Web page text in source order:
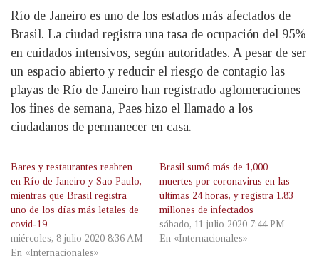
Río de Janeiro es uno de los estados más afectados de
Brasil. La ciudad registra una tasa de ocupación del 95%
en cuidados intensivos, según autoridades. A pesar de ser
un espacio abierto y reducir el riesgo de contagio las
playas de Río de Janeiro han registrado aglomeraciones
los fines de semana, Paes hizo el llamado a los
ciudadanos de permanecer en casa.
Bares y restaurantes reabren
en Río de Janeiro y Sao Paulo,
mientras que Brasil registra
uno de los días más letales de
covid-19
miércoles, 8 julio 2020 8:36 AM
En «Internacionales»
Brasil sumó más de 1,000
muertes por coronavirus en las
últimas 24 horas, y registra 1.83
millones de infectados
sábado, 11 julio 2020 7:44 PM
En «Internacionales»